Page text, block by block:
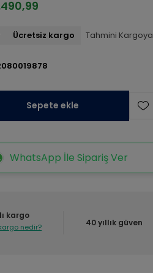
Ücretsiz kargo Tahmini
Sepete ekle
WhatsApp İle Sipariş Ver
kargo
nedir? 40 yıllık güven